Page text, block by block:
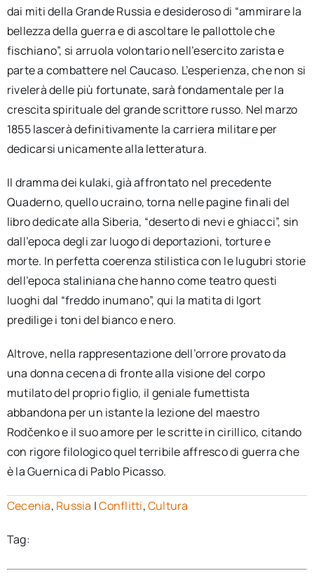
dai miti della Grande Russia e desideroso di “ammirare la
bellezza della guerra e di ascoltare le pallottole che
fischiano”, si arruola volontario nell’esercito zarista e
parte a combattere nel Caucaso. L’esperienza, che non si
rivelerà delle più fortunate, sarà fondamentale per la
crescita spirituale del grande scrittore russo. Nel marzo
1855 lascerà definitivamente la carriera militare per
dedicarsi unicamente alla letteratura.
Il dramma dei kulaki, già affrontato nel precedente
Quaderno, quello ucraino, torna nelle pagine finali del
libro dedicate alla Siberia, “deserto di nevi e ghiacci”, sin
dall’epoca degli zar luogo di deportazioni, torture e
morte. In perfetta coerenza stilistica con le lugubri storie
dell’epoca staliniana che hanno come teatro questi
luoghi dal “freddo inumano”, qui la matita di Igort
predilige i toni del bianco e nero.
Altrove, nella rappresentazione dell’orrore provato da
una donna cecena di fronte alla visione del corpo
mutilato del proprio figlio, il geniale fumettista
abbandona per un istante la lezione del maestro
Rodčenko e il suo amore per le scritte in cirillico, citando
con rigore filologico quel terribile affresco di guerra che
è la Guernica di Pablo Picasso.
Cecenia, Russia |Conflitti,Cultura
Tag: